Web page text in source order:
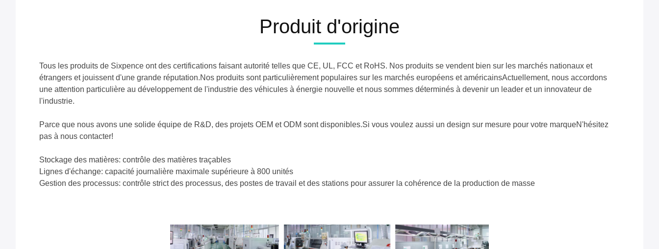
Produit d'origine
Tous les produits de Sixpence ont des certifications faisant autorité telles que CE, UL, FCC et RoHS. Nos produits se vendent bien sur les marchés nationaux et
étrangers et jouissent d'une grande réputation.Nos produits sont particulièrement populaires sur les marchés européens et américainsActuellement, nous accordons
une attention particulière au développement de l'industrie des véhicules à énergie nouvelle et nous sommes déterminés à devenir un leader et un innovateur de
l'industrie.
Parce que nous avons une solide équipe de R&D, des projets OEM et ODM sont disponibles.Si vous voulez aussi un design sur mesure pour votre marqueN'hésitez
pas à nous contacter!
Stockage des matières: contrôle des matières traçables
Lignes d'échange: capacité journalière maximale supérieure à 800 unités
Gestion des processus: contrôle strict des processus, des postes de travail et des stations pour assurer la cohérence de la production de masse